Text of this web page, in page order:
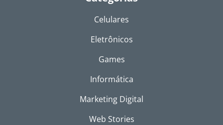
Celulares
Eletrônicos
Games
Informática
Marketing Digital
Web Stories